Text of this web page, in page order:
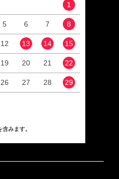
1
5 6 7 8
12 13 14 15
19 20 21 22
26 27 28 29
みます。